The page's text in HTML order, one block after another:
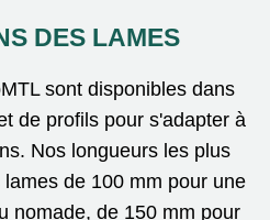
DES LAMES
sont disponibles dans
de profils pour s'adapter à
Nos longueurs les plus
de 100 mm pour une
nomade, de 150 mm pour